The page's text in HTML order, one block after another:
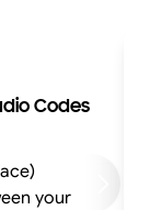
Codes
your